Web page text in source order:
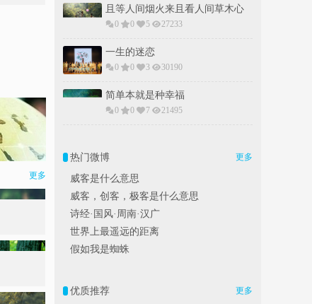
更多
且等人间烟火来且看人间草木心
0 0 5 27233
一生的迷恋
0 0 3 30190
简单本就是种幸福
0 0 7 21495
热门微博 更多
威客是什么意思
威客，创客，极客是什么意思
诗经·国风·周南·汉广
世界上最遥远的距离
假如我是蜘蛛
优质推荐 更多